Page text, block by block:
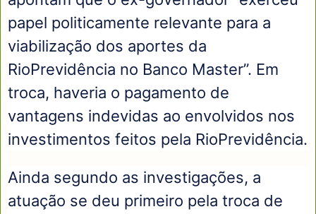
papel politicamente relevante para a
viabilização dos aportes da
RioPrevidência no Banco Master”. Em
troca, haveria o pagamento de
vantagens indevidas ao envolvidos nos
investimentos feitos pela RioPrevidência.
Ainda segundo as investigações, a
atuação se deu primeiro pela troca de